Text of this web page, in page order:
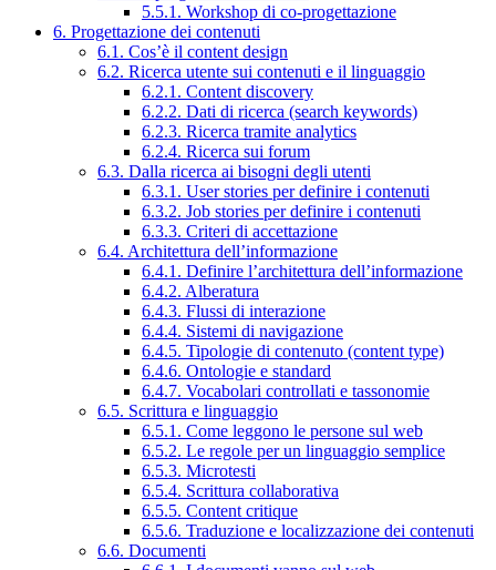
5.5.1. Workshop di co-progettazione
6. Progettazione dei contenuti
6.1. Cos’è il content design
6.2. Ricerca utente sui contenuti e il linguaggio
6.2.1. Content discovery
6.2.2. Dati di ricerca (search keywords)
6.2.3. Ricerca tramite analytics
6.2.4. Ricerca sui forum
6.3. Dalla ricerca ai bisogni degli utenti
6.3.1. User stories per definire i contenuti
6.3.2. Job stories per definire i contenuti
6.3.3. Criteri di accettazione
6.4. Architettura dell’informazione
6.4.1. Definire l’architettura dell’informazione
6.4.2. Alberatura
6.4.3. Flussi di interazione
6.4.4. Sistemi di navigazione
6.4.5. Tipologie di contenuto (content type)
6.4.6. Ontologie e standard
6.4.7. Vocabolari controllati e tassonomie
6.5. Scrittura e linguaggio
6.5.1. Come leggono le persone sul web
6.5.2. Le regole per un linguaggio semplice
6.5.3. Microtesti
6.5.4. Scrittura collaborativa
6.5.5. Content critique
6.5.6. Traduzione e localizzazione dei contenuti
6.6. Documenti